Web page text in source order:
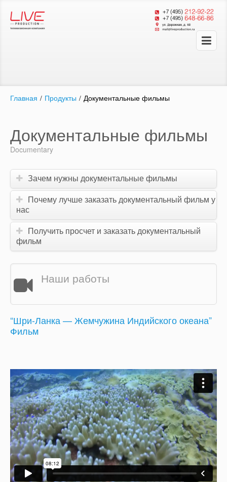
Главная / Продукты / Документальные фильмы
Документальные фильмы
Documentary
Зачем нужны документальные фильмы
Почему лучше заказать документальный фильм у
нас
Получить просчет и заказать документальный
фильм
Наши работы
“Шри-Ланка — Жемчужина Индийского океана”
Фильм